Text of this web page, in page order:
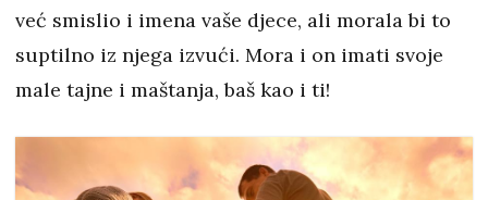
već smislio i imena vaše djece, ali morala bi to
suptilno iz njega izvući. Mora i on imati svoje
male tajne i maštanja, baš kao i ti!